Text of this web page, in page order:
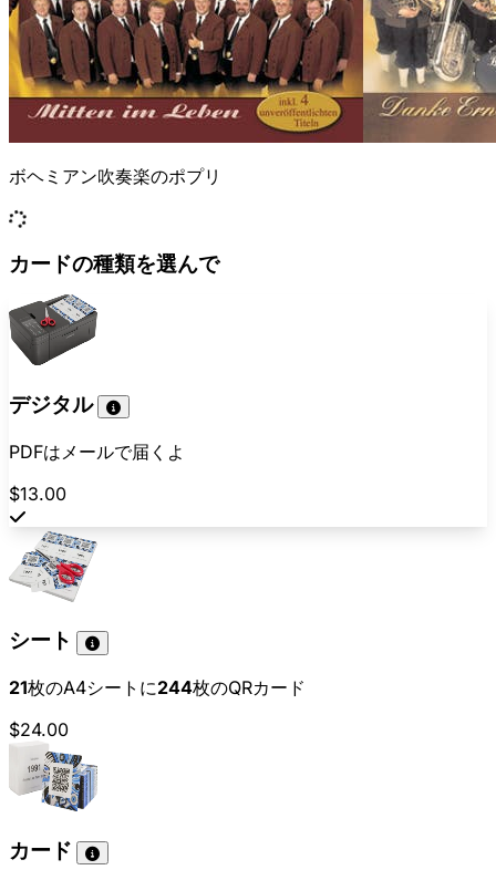
ボヘミアン吹奏楽のポプリ
カードの種類を選んで
デジタル
PDFはメールで届くよ
$13.00
シート
21枚のA4シートに244枚のQRカード
$24.00
カード